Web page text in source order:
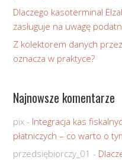
Dlaczego kasoterminal
zasługuje na uwagę
Z kolektorem danych
oznacza w praktyce?
Najnowsze komentarze
pix - Integracja kas
płatniczych – co warto o
przedsiębiorczy_01 -